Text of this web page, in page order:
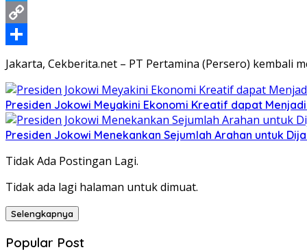
Twitter
Copy
Link
Share
Jakarta, Cekberita.net – PT Pertamina (Persero) kembali
Presiden Jokowi Meyakini Ekonomi Kreatif dapat
Presiden Jokowi Menekankan Sejumlah Arahan untuk
Tidak Ada Postingan Lagi.
Tidak ada lagi halaman untuk dimuat.
Selengkapnya
Popular Post